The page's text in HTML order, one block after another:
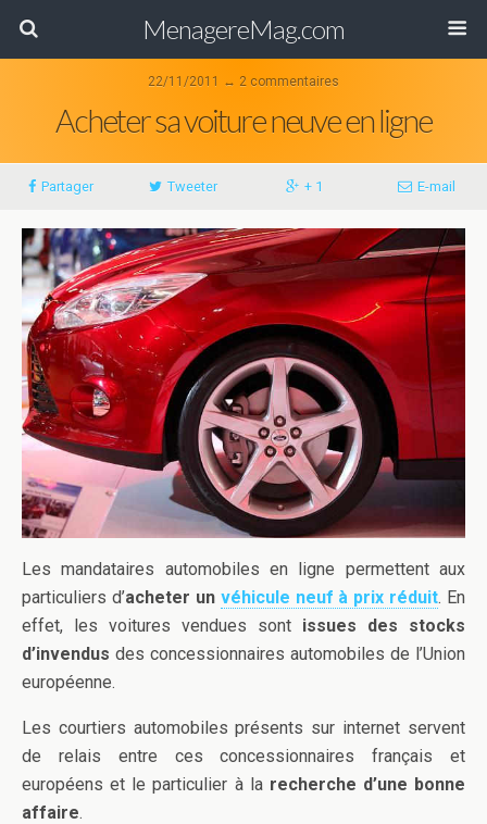
MenagereMag.com
22/11/2011 ↔ 2 commentaires
Acheter sa voiture neuve en ligne
Partager Tweeter + 1 E-mail
Les mandataires automobiles en ligne permettent aux
particuliers d’acheter un véhicule neuf à prix réduit. En
effet, les voitures vendues sont issues des stocks
d’invendus des concessionnaires automobiles de l’Union
européenne.
Les courtiers automobiles présents sur internet servent
de relais entre ces concessionnaires français et
européens et le particulier à la recherche d’une bonne
affaire.